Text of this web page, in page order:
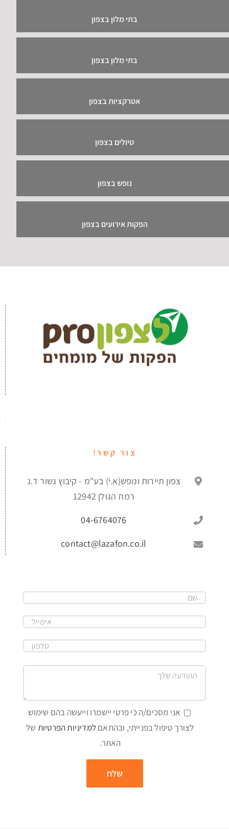
בתי מלון בצפון
בתי מלון בצפון
אטרקציות בצפון
טיולים בצפון
נופש בצפון
הפקות אירועים בצפון
צור קשר!
צפון תיירות ונופש(א.י) בע"מ - קיבוץ גשור ד.נ
רמת הגולן 12942
04-6764076
contact@lazafon.co.il
אני מסכים/ה כי פרטי יישמרו וייעשה בהם שימוש
לצורך טיפול בפנייתי, ובהתאםלמדיניות הפרטיות של
האתר.